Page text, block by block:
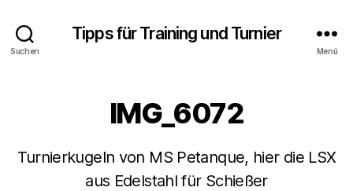
Suchen
Tipps für Training und Turnier
Menü
IMG_6072
Turnierkugeln von MS Petanque, hier die LSX
aus Edelstahl für Schießer